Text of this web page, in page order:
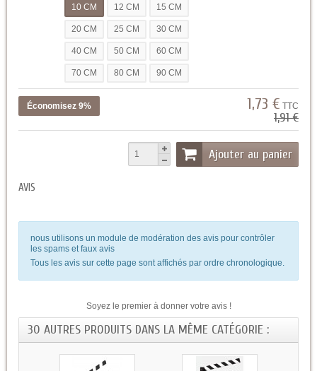
10 CM 12 CM 15 CM
20 CM 25 CM 30 CM
40 CM 50 CM 60 CM
70 CM 80 CM 90 CM
Économisez 9% 1,73 € TTC
1,91 €
Ajouter au panier
AVIS
nous utilisons un module de modération des avis pour contrôler
les spams et faux avis
Tous les avis sur cette page sont affichés par ordre chronologique.
Soyez le premier à donner votre avis !
30 AUTRES PRODUITS DANS LA MÊME CATÉGORIE :